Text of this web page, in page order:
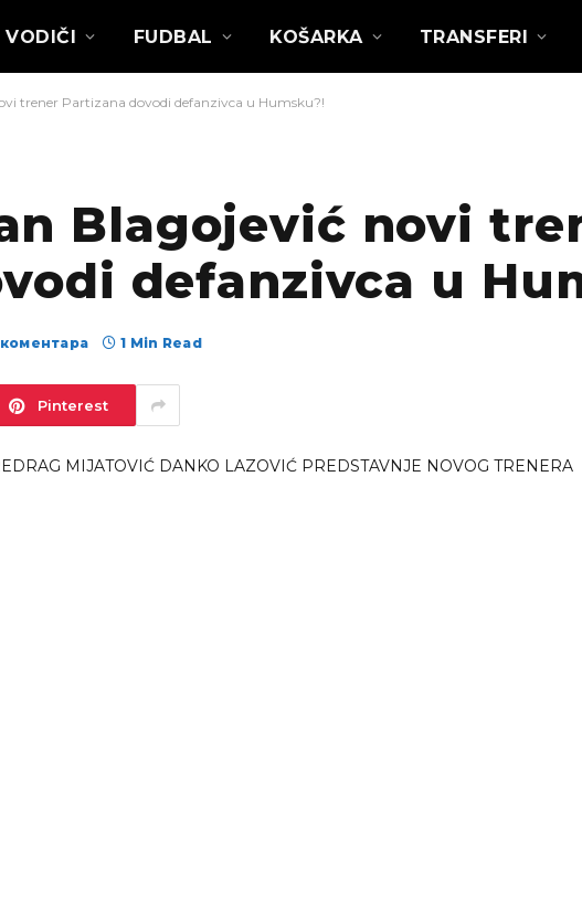
VODIČI FUDBAL KOŠARKA TRANSFERI
trener Partizana dovodi defanzivca u Humsku?!
Blagojević novi
defanzivca u
1 Min Read
Pinterest